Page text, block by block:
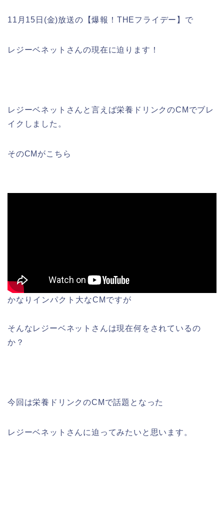
11月15日(金)放送の【爆報！THEフライデー】で
レジーベネットさんの現在に迫ります！
レジーベネットさんと言えば栄養ドリンクのCMでブレ
イクしました。
そのCMがこちら
かなりインパクト大なCMですが
そんなレジーベネットさんは現在何をされているの
か？
今回は栄養ドリンクのCMで話題となった
レジーベネットさんに迫ってみたいと思います。